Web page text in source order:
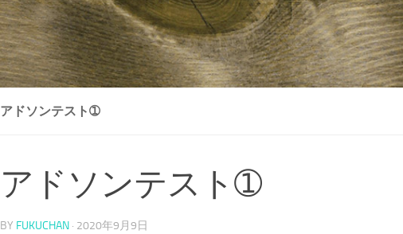
アドソンテスト➀
アドソンテスト➀
BY FUKUCHAN · 2020年9月9日